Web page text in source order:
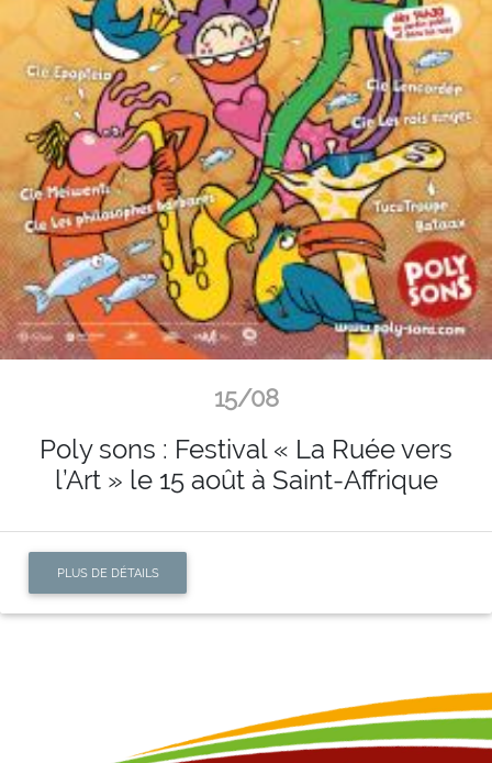
15/08
Poly sons : Festival « La Ruée vers
l’Art » le 15 août à Saint-Affrique
PLUS DE DÉTAILS